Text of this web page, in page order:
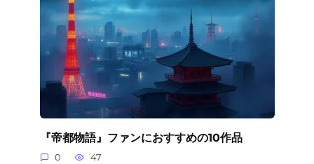
『帝都物語』ファンにおすすめの10作品
0 47